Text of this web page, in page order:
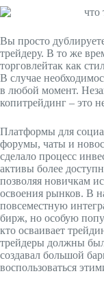
Вы просто
трейдеру. В то же
торговлейтак как
В случае
в любой момент.
копитрейдинг – это
Платформы для
форумы, чаты и
сделало процесс
активы более
позволяя новичкам
освоения рынков. В
повсеместную
бирж, но особую
кто осваивает
трейдеры должны
создавал большой
воспользоваться